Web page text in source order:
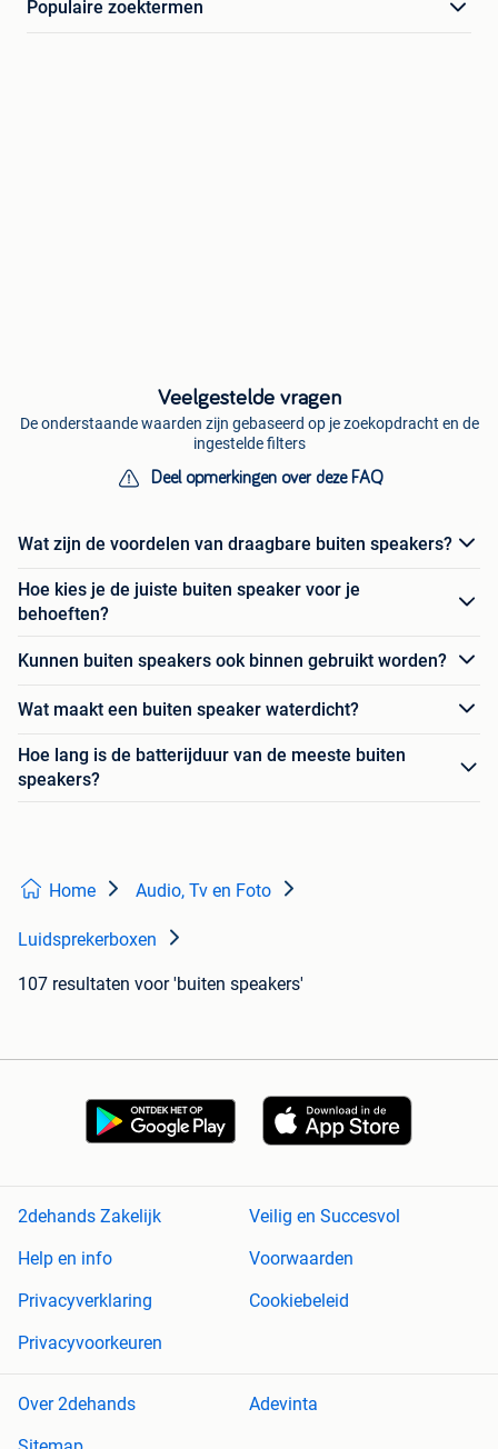
Populaire zoektermen
Veelgestelde vragen
De onderstaande waarden zijn gebaseerd op je zoekopdracht en de
ingestelde filters
Deel opmerkingen over deze FAQ
Wat zijn de voordelen van draagbare buiten speakers?
Hoe kies je de juiste buiten speaker voor je
behoeften?
Kunnen buiten speakers ook binnen gebruikt worden?
Wat maakt een buiten speaker waterdicht?
Hoe lang is de batterijduur van de meeste buiten
speakers?
Home Audio, Tv en Foto
Luidsprekerboxen
107 resultaten voor 'buiten speakers'
2dehands Zakelijk
Veilig en Succesvol
Help en info
Voorwaarden
Privacyverklaring
Cookiebeleid
Privacyvoorkeuren
Over 2dehands
Adevinta